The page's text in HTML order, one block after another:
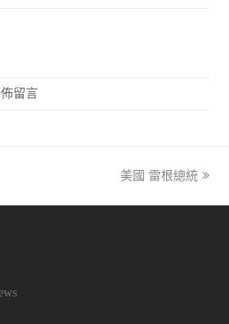
留言
next
美國 雷根總統